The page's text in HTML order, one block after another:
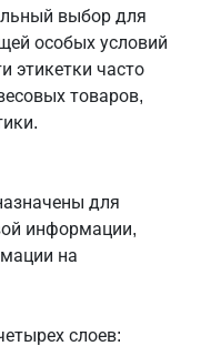
выбор для
особых условий
этикетки часто
товаров,
для
информации,
на
слоев: